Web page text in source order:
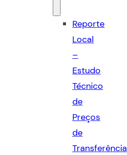
Reporte
Local
–
Estudo
Técnico
de
Preços
de
Transferência